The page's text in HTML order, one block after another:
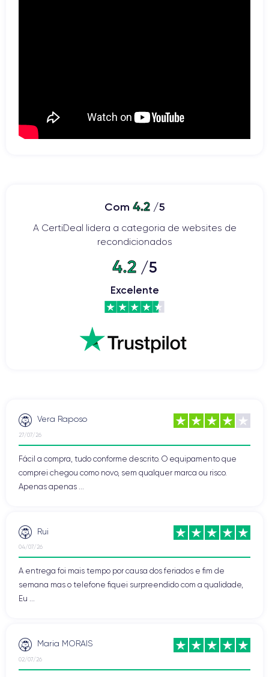
Com 4.2/5
A CertiDeal lidera a categoria de websites de
recondicionados
4.2/5
Excelente
Vera Raposo
27/07/26
Fácil a compra, tudo conforme descrito. O equipamento que
comprei chegou como novo, sem qualquer marca ou risco.
Apenas apenas ...
Rui
04/07/26
A entrega foi mais tempo por causa dos feriados e fim de
semana mas o telefone fiquei surpreendido com a qualidade,
Eu ...
Maria MORAIS
02/07/26